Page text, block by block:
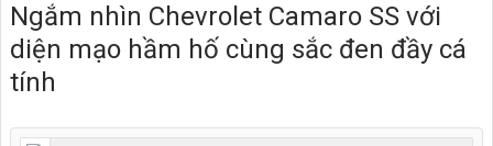
Ngắm nhìn Chevrolet Camaro SS với
diện mạo hầm hố cùng sắc đen đầy cá
tính